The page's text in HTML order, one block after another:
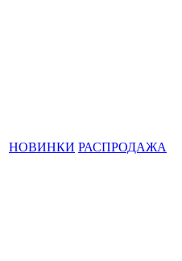
НОВИНКИ РАСПРОДАЖА